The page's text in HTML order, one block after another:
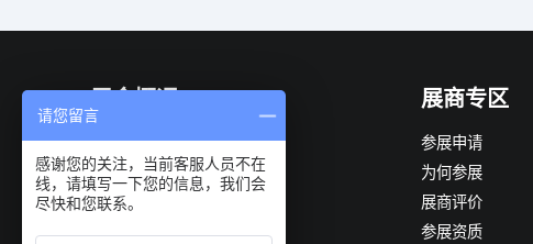
展会简介
组织机构
展会优势
观众构成
展商专区
参展申请
为何参展
展商评价
参展资质
请您留言
感谢您的关注，当前客服人员不在
线，请填写一下您的信息，我们会
尽快和您联系。